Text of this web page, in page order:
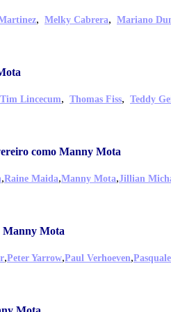
, Melky Cabrera, Mariano
Tim Lincecum, Thomas Fiss, Teddy
como Manny Mota
,Raine Maida,Manny Mota,Jillian
Manny Mota
,Peter Yarrow,Paul Verhoeven,